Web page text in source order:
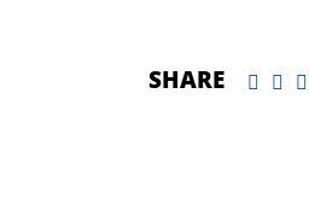
SHARE